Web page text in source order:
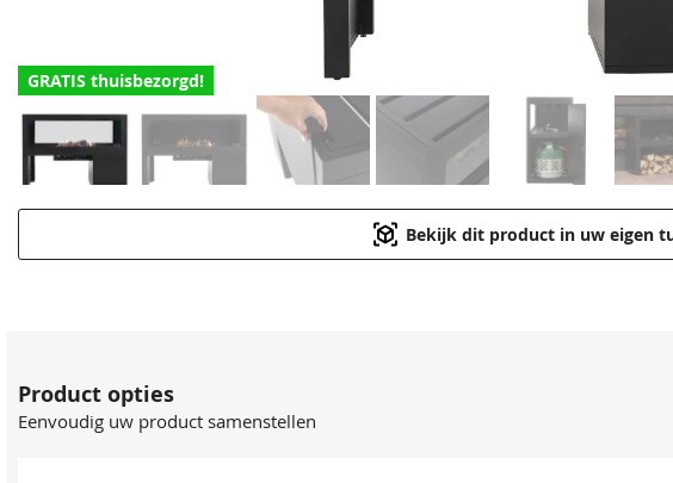
GRATIS thuisbezorgd!
Bekijk dit product in uw eigen
Product opties
Eenvoudig uw product samenstellen